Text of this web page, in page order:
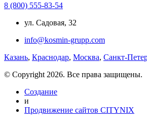
8 (800) 555-83-54
ул. Садовая, 32
info@kosmin-grupp.com
Казань, Краснодар, Москва, Санкт-
© Copyright 2026. Все права защищены.
Создание
и
Продвижение сайтов CITYNIX